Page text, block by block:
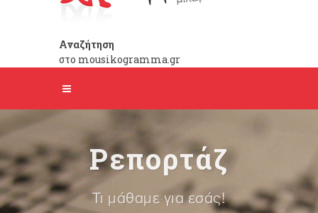
Αναζήτηση
στο mousikogramma.gr
Ρεπορτάζ
Τι μάθαμε για εσάς!